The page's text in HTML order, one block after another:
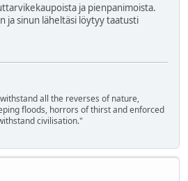
ja pienpanimoista.
ja sinun läheltäsi löytyy taatusti
all the reverses of nature,
floods, horrors of thirst and enforced
civilisation."